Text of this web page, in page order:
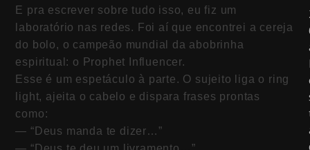
E pra escrever sobre tudo isso, eu fiz um
laboratório nas redes. Foi aí que encontrei a cereja
do bolo, o campeão mundial da abobrinha
espiritual: o Prophet Influencer.
Esse é um espetáculo à parte. O sujeito liga o ring
light, ajeita o cabelo e dispara frases prontas
como:
— “Deus manda te dizer…”